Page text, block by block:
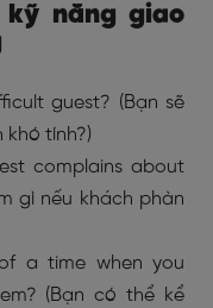
kỹ năng giao
guest? (Bạn sẽ
khó tính?)
complains about
gì nếu khách phàn
a time when you
(Bạn có thể kể